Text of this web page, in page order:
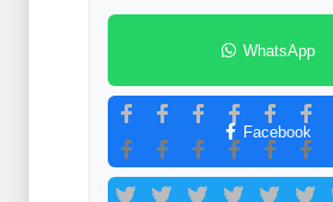
WhatsApp
Facebook